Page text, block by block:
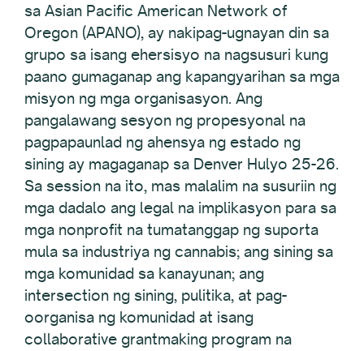
sa Asian Pacific American Network of
Oregon (APANO), ay nakipag-ugnayan din sa
grupo sa isang ehersisyo na nagsusuri kung
paano gumaganap ang kapangyarihan sa mga
misyon ng mga organisasyon. Ang
pangalawang sesyon ng propesyonal na
pagpapaunlad ng ahensya ng estado ng
sining ay magaganap sa Denver Hulyo 25-26.
Sa session na ito, mas malalim na susuriin ng
mga dadalo ang legal na implikasyon para sa
mga nonprofit na tumatanggap ng suporta
mula sa industriya ng cannabis; ang sining sa
mga komunidad sa kanayunan; ang
intersection ng sining, pulitika, at pag-
oorganisa ng komunidad at isang
collaborative grantmaking program na